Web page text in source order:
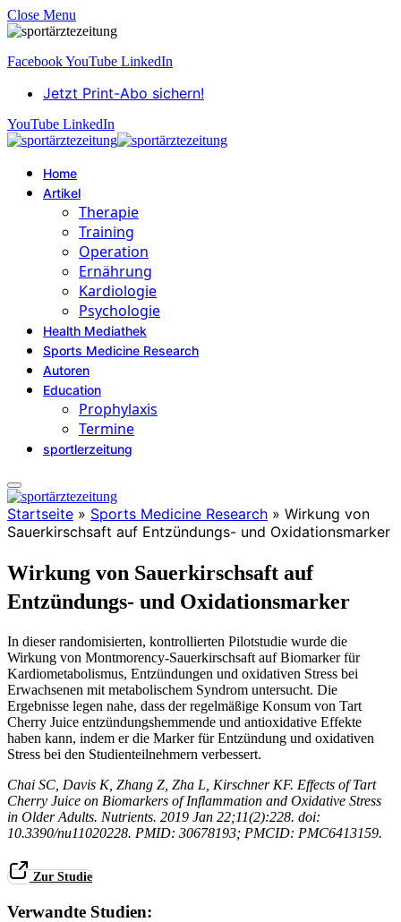
Close Menu
FacebookYouTube LinkedIn
Jetzt Print-Abo sichern!
YouTube LinkedIn
Home
Artikel
Therapie
Training
Operation
Ernährung
Kardiologie
Psychologie
Health Mediathek
Sports Medicine Research
Autoren
Education
Prophylaxis
Termine
sportlerzeitung
Startseite » Sports Medicine Research » Wirkung von
Sauerkirschsaft auf Entzündungs- und Oxidationsmarker
Wirkung von Sauerkirschsaft auf
Entzündungs- und Oxidationsmarker
In dieser randomisierten, kontrollierten Pilotstudie wurde die
Wirkung von Montmorency-Sauerkirschsaft auf Biomarker für
Kardiometabolismus, Entzündungen und oxidativen Stress bei
Erwachsenen mit metabolischem Syndrom untersucht. Die
Ergebnisse legen nahe, dass der regelmäßige Konsum von Tart
Cherry Juice entzündungshemmende und antioxidative Effekte
haben kann, indem er die Marker für Entzündung und oxidativen
Stress bei den Studienteilnehmern verbessert.
Chai SC, Davis K, Zhang Z, Zha L, Kirschner KF. Effects of Tart
Cherry Juice on Biomarkers of Inflammation and Oxidative Stress
in Older Adults. Nutrients. 2019 Jan 22;11(2):228. doi:
10.3390/nu11020228. PMID: 30678193; PMCID: PMC6413159.
Zur Studie
Verwandte Studien: